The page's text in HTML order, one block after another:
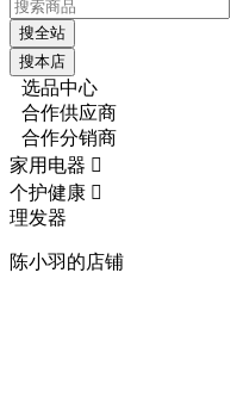
搜全站
搜本店
选品中心
合作供应商
合作分销商
家用电器 
个护健康 
理发器
陈小羽的店铺